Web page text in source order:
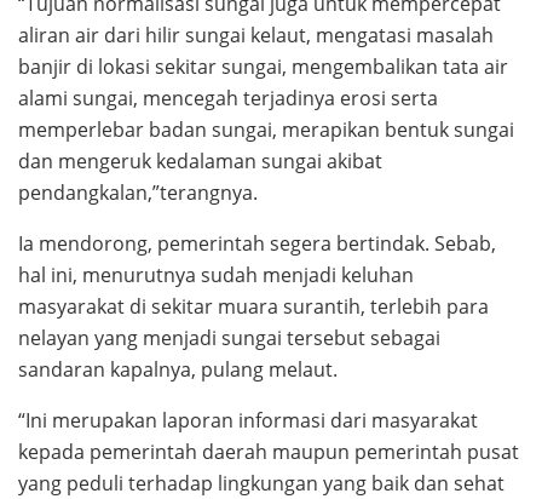
aliran air dari hilir sungai kelaut, mengatasi masalah
banjir di lokasi sekitar sungai, mengembalikan tata air
alami sungai, mencegah terjadinya erosi serta
memperlebar badan sungai, merapikan bentuk sungai
dan mengeruk kedalaman sungai akibat
pendangkalan,”terangnya.
Ia mendorong, pemerintah segera bertindak. Sebab,
hal ini, menurutnya sudah menjadi keluhan
masyarakat di sekitar muara surantih, terlebih para
nelayan yang menjadi sungai tersebut sebagai
sandaran kapalnya, pulang melaut.
“Ini merupakan laporan informasi dari masyarakat
kepada pemerintah daerah maupun pemerintah pusat
yang peduli terhadap lingkungan yang baik dan sehat